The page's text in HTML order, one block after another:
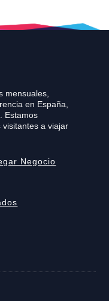
mensuales,
en España,
Estamos
a viajar
Negocio